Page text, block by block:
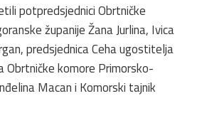
potpredsjednici Obrtničke
županije Žana Jurlina, Ivica
predsjednica Ceha ugostitelja
Obrtničke komore Primorsko-
Macan i Komorski tajnik